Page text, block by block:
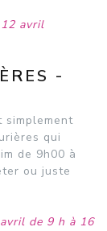
avril
-
simplement
qui
de 9h00 à
ou juste
de 9 h à 16